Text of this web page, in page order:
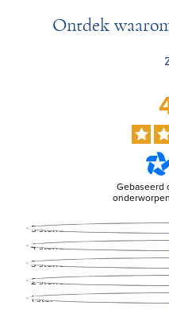
Ontdek
Gebaseerd
5sterren
4sterren
3sterren
2sterren
1ster